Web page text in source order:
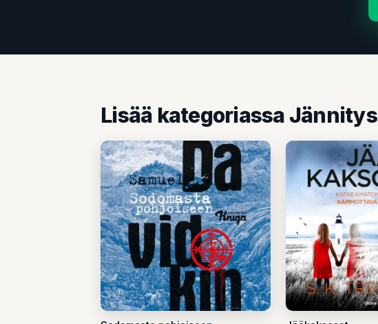
Lisää kategoriassa Jännitys